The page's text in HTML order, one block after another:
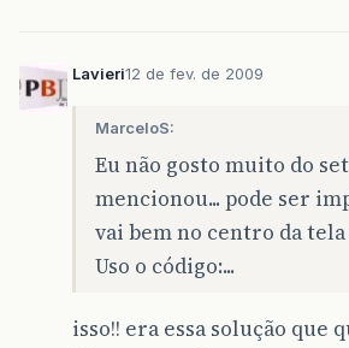
Lavieri12 de fev. de 2009
MarceloS:
Eu não gosto muito do
mencionou... pode ser
vai bem no centro da
Uso o código:...
isso!! era essa solução que